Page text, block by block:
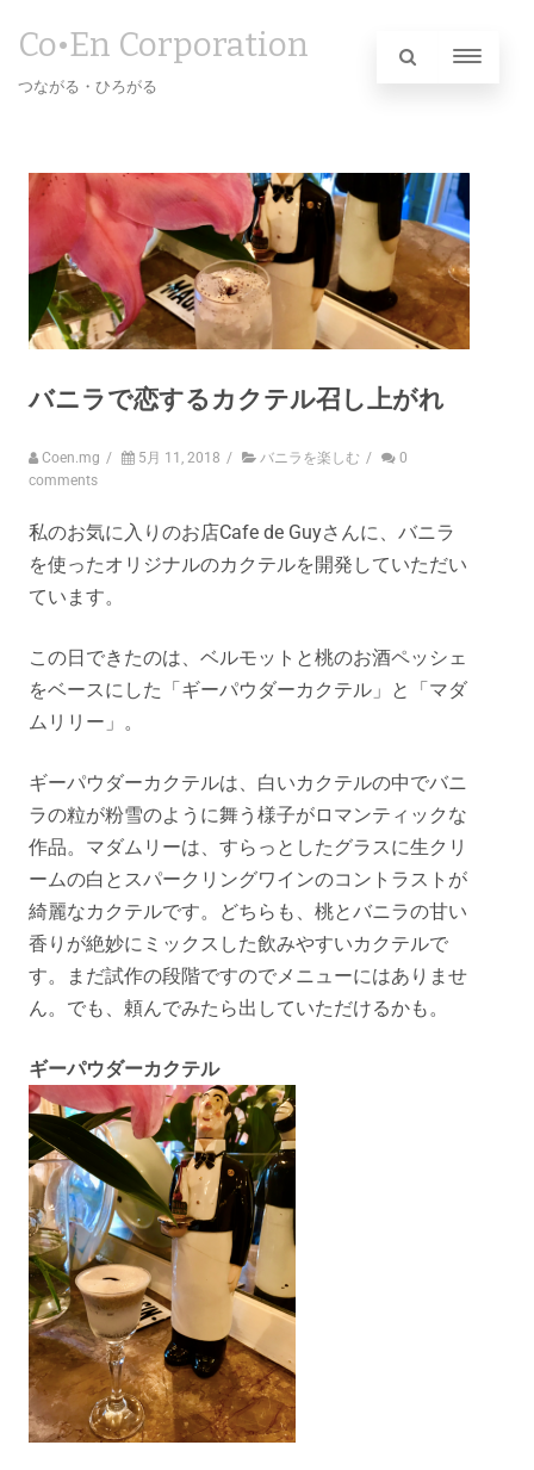
Co•En Corporation
つながる・ひろがる
バニラで恋するカクテル召し上がれ
Coen.mg / 5月 11, 2018 / バニラを楽しむ /
0
comments
私のお気に入りのお店Cafe de Guyさんに、バニラ
を使ったオリジナルのカクテルを開発していただい
ています。
この日できたのは、ベルモットと桃のお酒ペッシェ
をベースにした「ギーパウダーカクテル」と「マダ
ムリリー」。
ギーパウダーカクテルは、白いカクテルの中でバニ
ラの粒が粉雪のように舞う様子がロマンティックな
作品。マダムリーは、すらっとしたグラスに生クリ
ームの白とスパークリングワインのコントラストが
綺麗なカクテルです。どちらも、桃とバニラの甘い
香りが絶妙にミックスした飲みやすいカクテルで
す。まだ試作の段階ですのでメニューにはありませ
ん。でも、頼んでみたら出していただけるかも。
ギーパウダーカクテル